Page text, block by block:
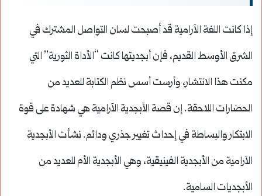
إذا كانت اللغة الآرامية قد أصبحت لسان التواصل المشترك في
الشرق الأوسط القديم، فإن أبجديتها كانت “الأداة الثورية” التي
مكنت هذا الانتشار، وأرست أسس نظم الكتابة للعديد من
الحضارات اللاحقة. إن قصة الأبجدية الآرامية هي شهادة على قوة
الابتكار والبساطة في إحداث تغيير جذري ودائم. نشأت الأبجدية
الآرامية من الأبجدية الفينيقية، وهي الأبجدية الأم للعديد من
الأبجديات السامية.